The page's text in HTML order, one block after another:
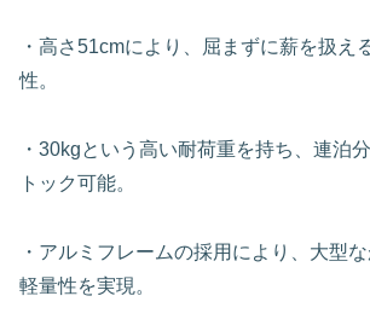
・高さ51cmにより、屈まずに薪を扱え
性。
・30kgという高い耐荷重を持ち、連泊
トック可能。
・アルミフレームの採用により、大型
軽量性を実現。